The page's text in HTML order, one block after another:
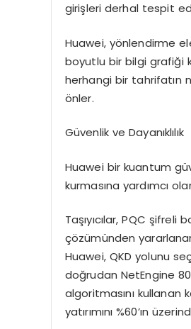
girişleri derhal tespit
Huawei, yönlendirme
boyutlu bir bilgi grafiği
herhangi bir tahrifatın
önler.
Güvenlik ve Dayanıklılık
Huawei bir kuantum
kurmasına yardımcı
Taşıyıcılar, PQC şifreli
çözümünden
Huawei, QKD yolunu
doğrudan NetEngine
algoritmasını kullanan
yatırımını %60’ın